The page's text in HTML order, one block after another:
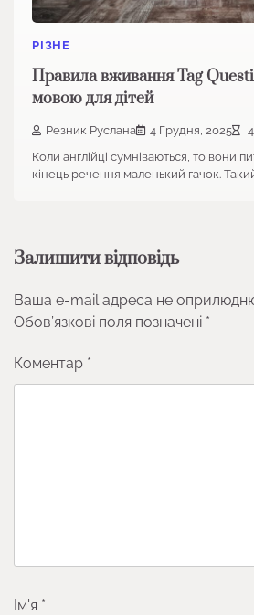
РІЗНЕ
Правила вживання Tag
мовою для дітей
Резник Руслана 4 Грудня, 2025
Коли англійці сумніваються, то вони
кінець речення маленький гачок.
Залишити відповідь
Ваша e-mail адреса не
Обов’язкові поля позначені *
Коментар *
Ім'я *